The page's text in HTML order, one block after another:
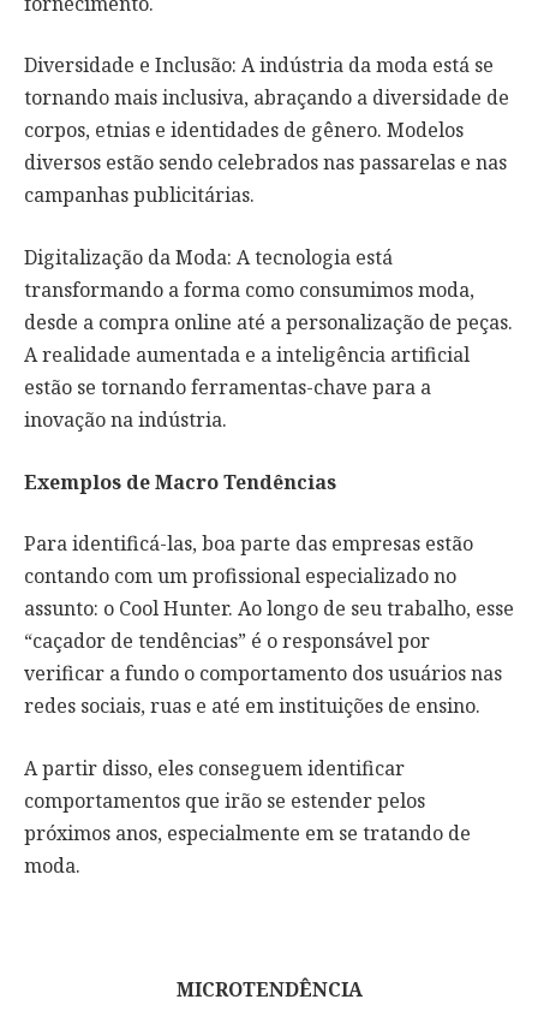
Diversidade e Inclusão: A indústria da moda está se
tornando mais inclusiva, abraçando a diversidade de
corpos, etnias e identidades de gênero. Modelos
diversos estão sendo celebrados nas passarelas e nas
campanhas publicitárias.
Digitalização da Moda: A tecnologia está
transformando a forma como consumimos moda,
desde a compra online até a personalização de peças.
A realidade aumentada e a inteligência artificial
estão se tornando ferramentas-chave para a
inovação na indústria.
Exemplos deMacroTendências
Para identificá-las, boa parte das empresas estão
contando com um profissional especializado no
assunto: o Cool Hunter. Ao longo de seu trabalho, esse
“caçador de tendências” é o responsável por
verificar a fundo o comportamento dos usuários nas
redes sociais, ruas e até em instituições de ensino.
A partir disso, eles conseguem identificar
comportamentos que irão se estender pelos
próximos anos, especialmente em se tratando de
moda.
MICROTENDÊNCIA